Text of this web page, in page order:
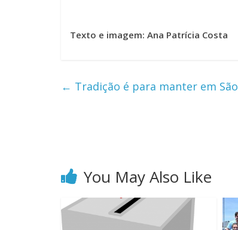
Texto e imagem: Ana Patrícia Costa
← Tradição é para manter em
You May Also Like